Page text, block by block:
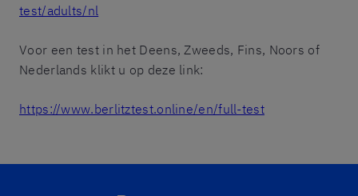
test/adults/nl
Voor een test in het Deens, Zweeds, Fins, Noors of
Nederlands klikt u op deze link:
https://www.berlitztest.online/en/full-test